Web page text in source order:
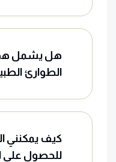
هل يشمل هذا
الطوارئ
كيف يمكنني
للحصول على